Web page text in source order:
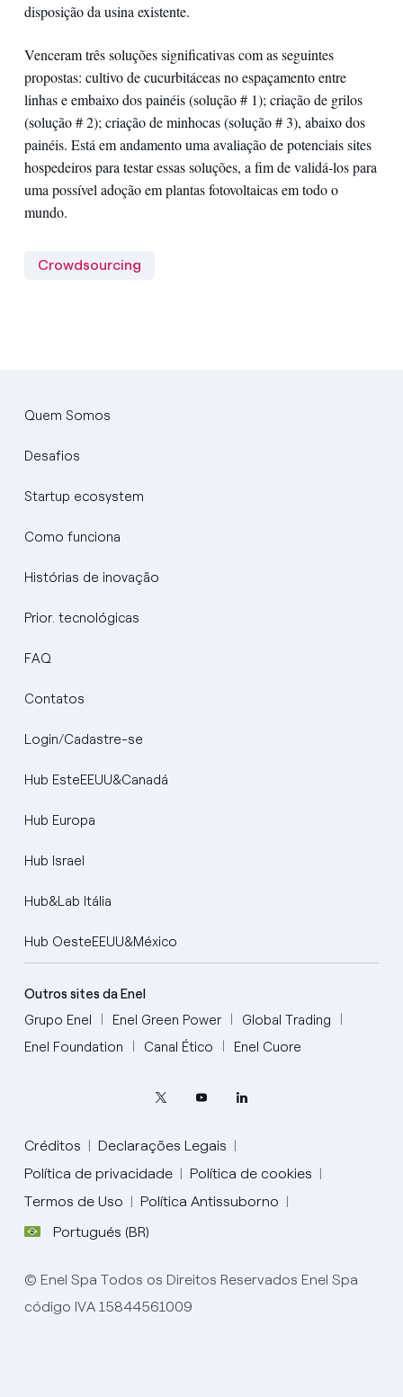
disposição da usina existente.
Venceram três soluções significativas com as seguintes
propostas: cultivo de cucurbitáceas no espaçamento entre
linhas e embaixo dos painéis (solução # 1); criação de grilos
(solução # 2); criação de minhocas (solução # 3), abaixo dos
painéis. Está em andamento uma avaliação de potenciais sites
hospedeiros para testar essas soluções, a fim de validá-los para
uma possível adoção em plantas fotovoltaicas em todo o
mundo.
Crowdsourcing
Quem Somos
Desafios
Startup ecosystem
Como funciona
Histórias de inovação
Prior. tecnológicas
FAQ
Contatos
Login/Cadastre-se
Hub EsteEEUU&Canadá
Hub Europa
Hub Israel
Hub&Lab Itália
Hub OesteEEUU&México
Outros sites da Enel
Grupo Enel
Enel Green Power
Global Trading
Enel Foundation
Canal Ético Enel Cuore
Créditos
Declarações Legais
Política de privacidade
Política de cookies
Termos de Uso
Política Antissuborno
Portugués (BR)
English
Portugués (BR)
© Enel Spa Todos os Direitos Reservados Enel Spa
código IVA 15844561009